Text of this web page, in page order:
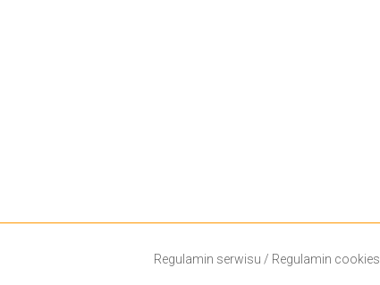
Regulamin serwisu / Regulamin cookies